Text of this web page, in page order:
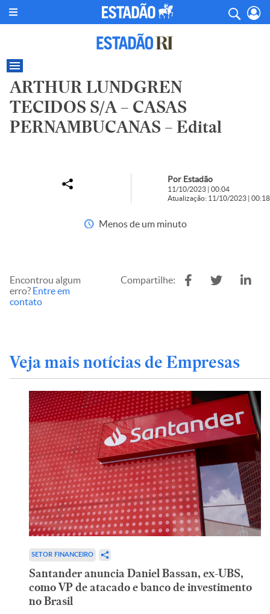
ARTHUR LUNDGREN
TECIDOS S/A – CASAS
PERNAMBUCANAS – Edital
Por Estadão
11/10/2023 | 00:04
Atualização: 11/10/2023 | 00:18
Menos de um minuto
Encontrou algum
erro? Entre em
contato
Compartilhe:
Veja mais notícias de Empresas
SETOR FINANCEIRO
Santander anuncia Daniel Bassan, ex-UBS,
como VP de atacado e banco de investimento
no Brasil